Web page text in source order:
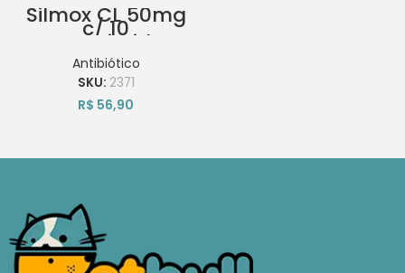
Silmox CL 50mg
c/ 10
Comprimidos
Antibiótico
SKU: 2371
R$ 56,90